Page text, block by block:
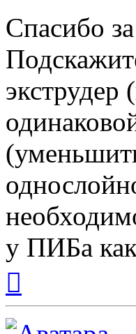
Спасибо
экструдер
у ПИБа
началу